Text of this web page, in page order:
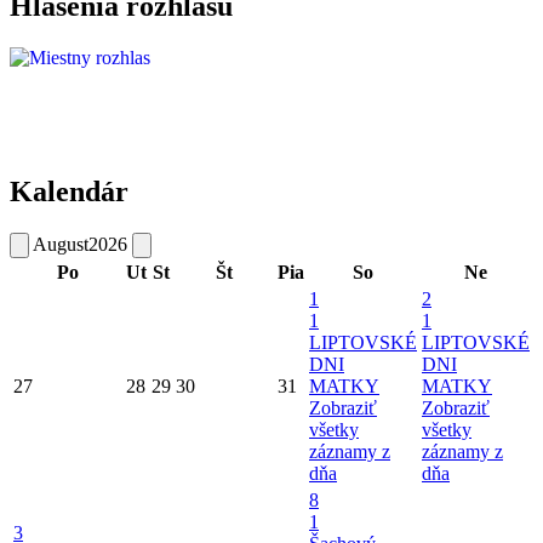
Kalendár
August2026
Po
Ut St Št Pia So Ne
27 28 29 30 31
1
1
LIPTOVSKÉ
DNI
MATKY
Zobraziť
všetky
záznamy z
dňa
2
1
LIPTOVSKÉ
DNI
MATKY
Zobraziť
všetky
záznamy z
dňa
3
8
1